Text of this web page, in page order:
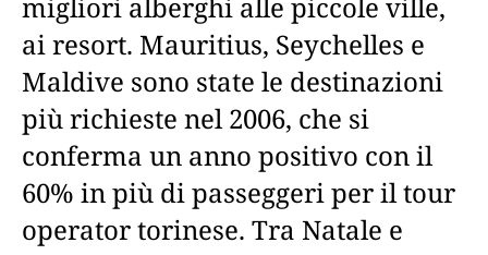
ai resort. Mauritius, Seychelles e
Maldive sono state le destinazioni
più richieste nel 2006, che si
conferma un anno positivo con il
60% in più di passeggeri per il tour
operator torinese. Tra Natale e